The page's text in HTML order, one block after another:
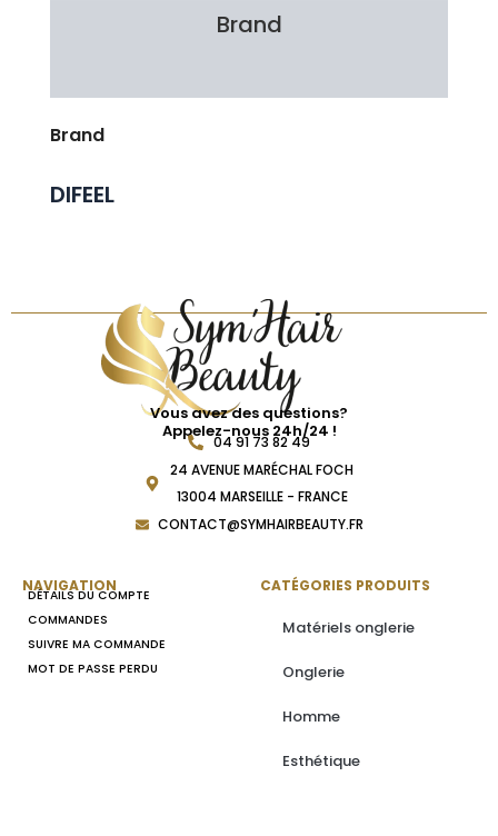
Brand
Brand
DIFEEL
Vous avez des questions?
Appelez-nous 24h/24 !
04 91 73 82 49
24 AVENUE MARÉCHAL FOCH
13004 MARSEILLE - FRANCE
CONTACT@SYMHAIRBEAUTY.FR
NAVIGATION
DÉTAILS DU COMPTE
COMMANDES
SUIVRE MA COMMANDE
MOT DE PASSE PERDU
CATÉGORIES PRODUITS
Matériels onglerie
Onglerie
Homme
Esthétique